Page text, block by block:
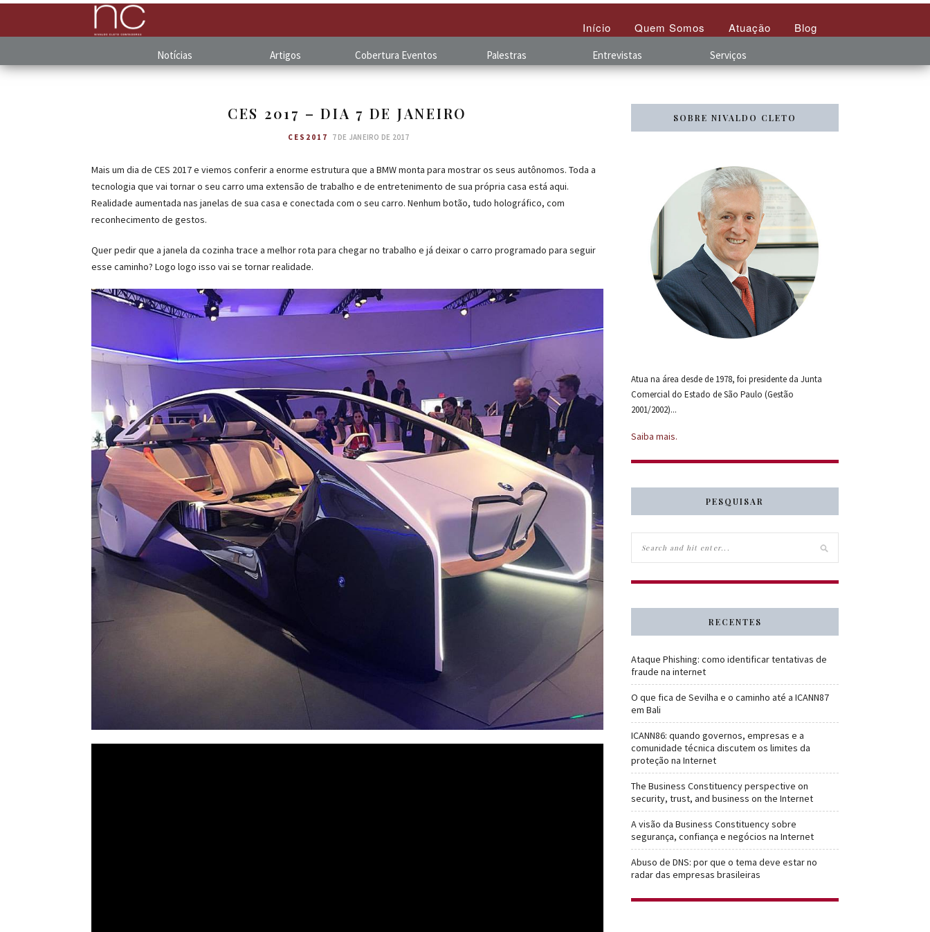
Início Quem Somos Atuação Blog
Notícias Artigos Cobertura Eventos Palestras Entrevistas Serviços
CES 2017 – DIA 7 DE JANEIRO
CES2017 7 DE JANEIRO DE 2017
Mais um dia de CES 2017 e viemos conferir a enorme estrutura que a BMW monta para mostrar os seus autônomos. Toda a
tecnologia que vai tornar o seu carro uma extensão de trabalho e de entretenimento de sua própria casa está aqui.
Realidade aumentada nas janelas de sua casa e conectada com o seu carro. Nenhum botão, tudo holográfico, com
reconhecimento de gestos.
Quer pedir que a janela da cozinha trace a melhor rota para chegar no trabalho e já deixar o carro programado para seguir
esse caminho? Logo logo isso vai se tornar realidade.
SOBRE NIVALDO CLETO
Atua na área desde de 1978, foi presidente da Junta
Comercial do Estado de São Paulo (Gestão
2001/2002)...
Saiba mais.
PESQUISAR
RECENTES
Ataque Phishing: como identificar tentativas de
fraude na internet
O que fica de Sevilha e o caminho até a ICANN87
em Bali
ICANN86: quando governos, empresas e a
comunidade técnica discutem os limites da
proteção na Internet
The Business Constituency perspective on
security, trust, and business on the Internet
A visão da Business Constituency sobre
segurança, confiança e negócios na Internet
Abuso de DNS: por que o tema deve estar no
radar das empresas brasileiras